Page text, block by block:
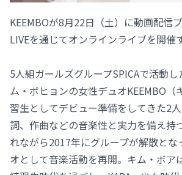
KEEMBOが8月22日（土）に動画配信
LIVEを通じてオンラインライブを開催
5人組ガールズグループSPICAで活動
ム・ボヒョンの女性デュオKEEMBO（
習生としてデビュー準備をしてきた2
詞、作曲などの音楽性と実力を備え持
れながら2017年にグループが解散とな
オとして音楽活動を再開。キム・ボア